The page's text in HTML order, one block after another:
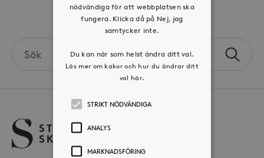
Volontär hos Stora Sköndal
the
Sök
nödvändiga för att webbplatsen ska
fungera. Klicka då på Nej, jag
samtycker inte.
Du kan när som helst ändra ditt val.
Läs mer om kakor och hur du ändrar ditt
val här.
STRIKT NÖDVÄNDIGA
ANALYS
MARKNADSFÖRING